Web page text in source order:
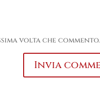
volta che commento.